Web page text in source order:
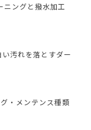
ニングと撥水加工
汚れを落とすダー
・メンテンス種類